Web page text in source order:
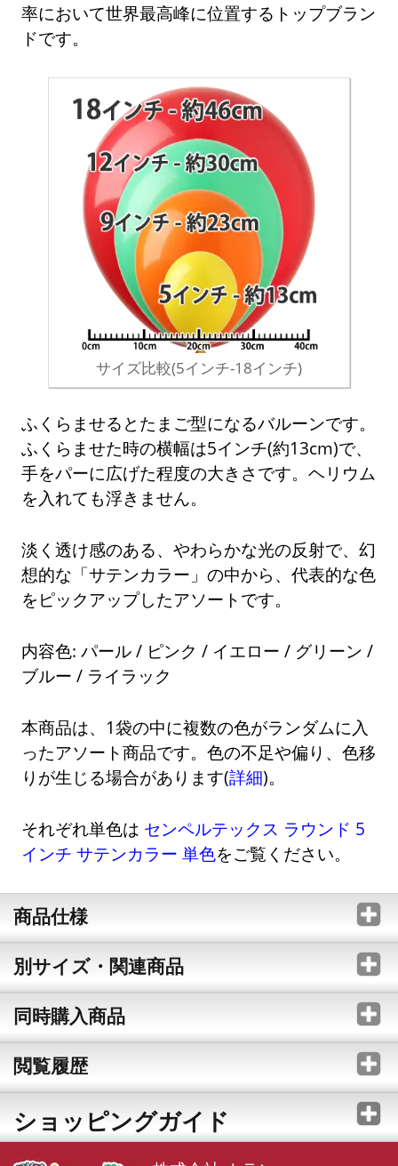
率において世界最高峰に位置するトップブラン
ドです。
サイズ比較(5インチ-18インチ)
ふくらませるとたまご型になるバルーンです。
ふくらませた時の横幅は5インチ(約13cm)で、
手をパーに広げた程度の大きさです。ヘリウム
を入れても浮きません。
淡く透け感のある、やわらかな光の反射で、幻
想的な「サテンカラー」の中から、代表的な色
をピックアップしたアソートです。
内容色: パール / ピンク / イエロー / グリーン /
ブルー / ライラック
本商品は、1袋の中に複数の色がランダムに入
ったアソート商品です。色の不足や偏り、色移
りが生じる場合があります(詳細)。
それぞれ単色は センペルテックス ラウンド 5
インチ サテンカラー 単色をご覧ください。
商品仕様
別サイズ・関連商品
同時購入商品
閲覧履歴
ショッピングガイド